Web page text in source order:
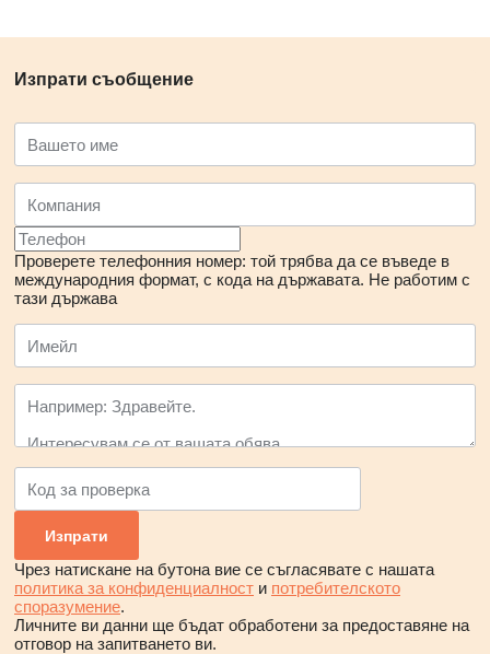
Изпрати съобщение
Проверете телефонния номер: той трябва да се въведе в
международния формат, с кода на държавата. Не работим с
тази държава
Чрез натискане на бутона вие се съгласявате с нашата
политика за конфиденциалност и потребителското
споразумение.
Личните ви данни ще бъдат обработени за предоставяне на
отговор на запитването ви.